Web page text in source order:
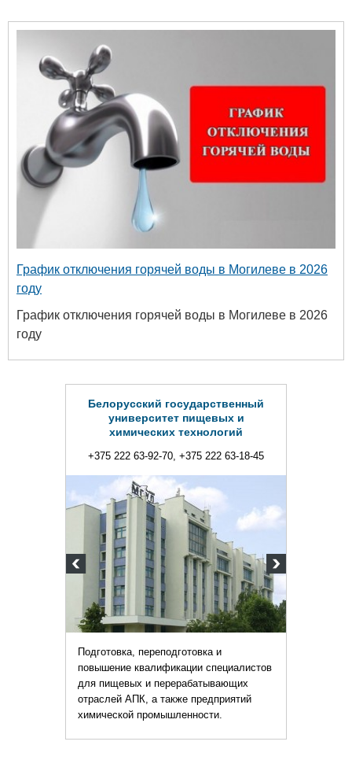
График отключения горячей воды в Могилеве в 2026
году
График отключения горячей воды в Могилеве в 2026
году
Белорусский государственный
университет пищевых и
химических технологий
+375 222 63-92-70, +375 222 63-18-45
Подготовка, переподготовка и
повышение квалификации специалистов
для пищевых и перерабатывающих
отраслей АПК, а также предприятий
химической промышленности.